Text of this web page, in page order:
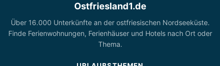
Ostfriesland1.de
Über 16.000 Unterkünfte an der ostfriesischen Nordseeküste.
Finde Ferienwohnungen, Ferienhäuser und Hotels nach Ort oder
Thema.